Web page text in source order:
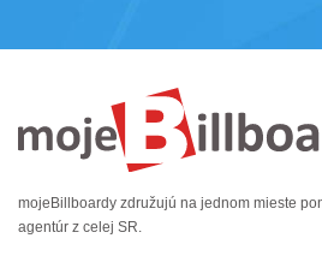
mojeBillboardy združujú na jednom mieste
agentúr z celej SR.